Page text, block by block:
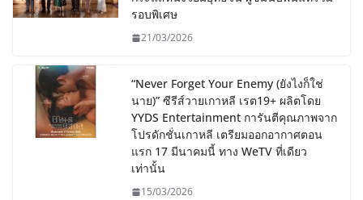
รอบพิเศษ
21/03/2026
“Never Forget Your Enemy (ยังไงก็ใช่
นาย)” ซีรีส์วายเกาหลี เรต19+ ผลิตโดย
YYDS Entertainment การันตีคุณภาพจาก
โปรดักชั่นเกาหลี เตรียมออกอากาศตอน
แรก 17 มีนาคมนี้ ทาง WeTV ที่เดียว
เท่านั้น
15/03/2026